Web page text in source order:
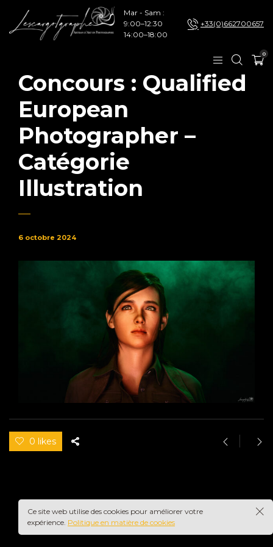
Mar - Sam :
9:00–12:30
14:00–18:00
+33(0)662700657
0
Concours : Qualified
European
Photographer –
Catégorie
Illustration
6 octobre 2024
0 likes
Ce site web utilise des cookies pour améliorer votre
expérience. Politique en matière de cookies